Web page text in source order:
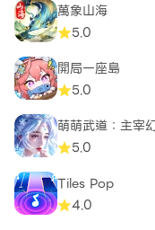
萬象山海
5.0
開局一座島
5.0
萌萌武道：主宰
5.0
Tiles Pop
4.0